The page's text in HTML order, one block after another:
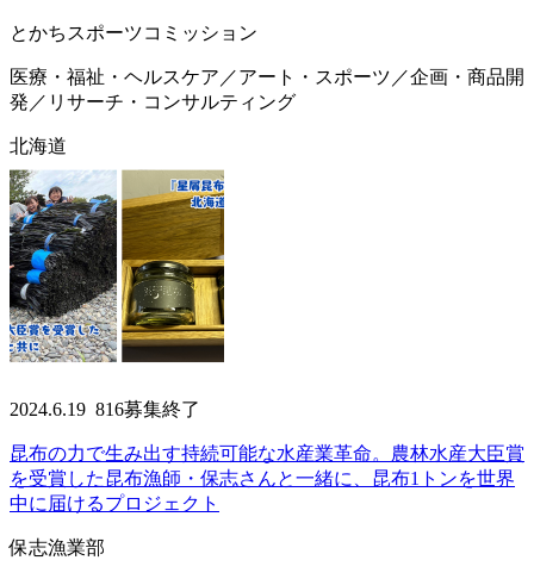
とかちスポーツコミッション
医療・福祉・ヘルスケア／アート・スポーツ／企画・商品開
発／リサーチ・コンサルティング
北海道
2024.6.19 816募集終了
昆布の力で生み出す持続可能な水産業革命。農林水産大臣賞
を受賞した昆布漁師・保志さんと一緒に、昆布1トンを世界
中に届けるプロジェクト
保志漁業部